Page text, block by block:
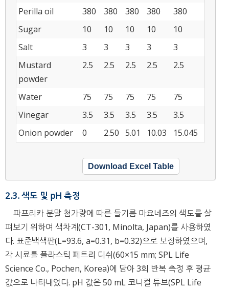
Perilla oil 380 380 380 380
380
Sugar
10 10 10 10
10
Salt
3 3 3 3
3
Mustard
powder
2.5 2.5 2.5 2.5 2.5
Water 75 75 75 75
75
Vinegar
3.5 3.5 3.5 3.5
3.5
Onion powder
0 2.50 5.01 10.03 15.045
Download Excel Table
2.3. 색도 및 pH 측정
파프리카 분말 첨가량에 따른 들기름 마요네즈의 색도를 살
펴보기 위하여 색차계(CT-301, Minolta, Japan)를 사용하였
다. 표준백색판(L=93.6, a=0.31, b=0.32)으로 보정하였으며,
각 시료를 플라스틱 페트리 디쉬(60×15 mm; SPL Life
Science Co., Pochen, Korea)에 담아 3회 반복 측정 후 평균
값으로 나타내었다. pH 값은 50 mL 코니컬 튜브(SPL Life